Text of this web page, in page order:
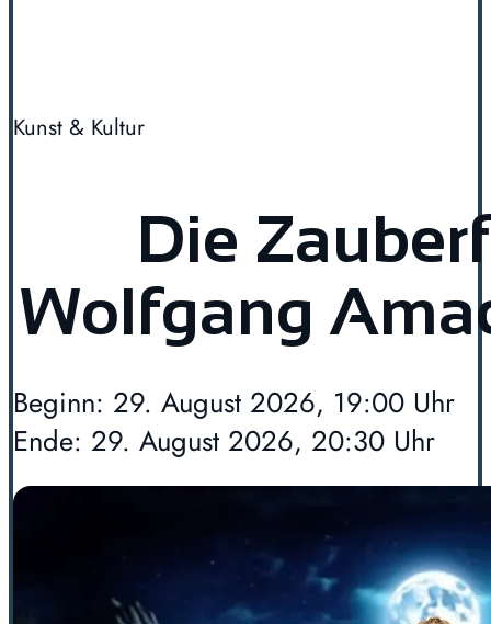
Kunst & Kultur
Die
Wolfgang
Beginn: 29. August 2026, 19:00 Uhr
Ende: 29. August 2026, 20:30 Uhr